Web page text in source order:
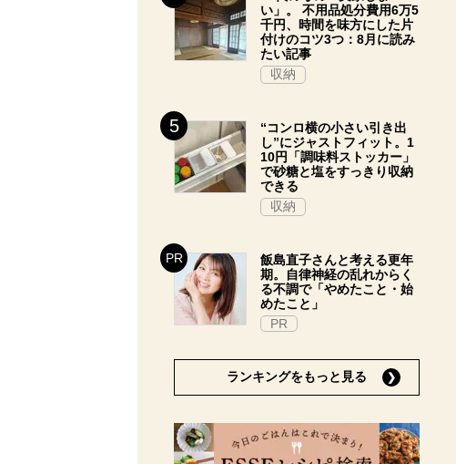
い」。 不用品処分費用6万5
千円、時間を味方にした片
付けのコツ3つ：8月に読み
たい記事
収納
“コンロ横の小さい引き出
し”にジャストフィット。1
10円「調味料ストッカー」
で砂糖と塩をすっきり収納
できる
収納
飯島直子さんと考える更年
期。自律神経の乱れからく
る不調で「やめたこと・始
めたこと」
PR
ランキングをもっと見る